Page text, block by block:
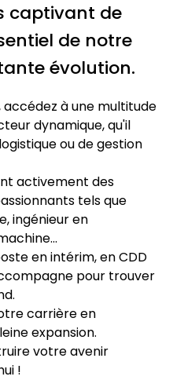
captivant de
de notre
évolution.
accédez à une multitude
dynamique, qu'il
ou de gestion
activement des
tels que
ingénieur en
en intérim, en CDD
pour trouver
carrière en
expansion.
votre avenir
!